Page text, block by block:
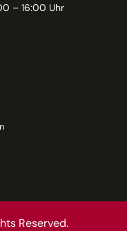
– 16:00 Uhr
Reserved.